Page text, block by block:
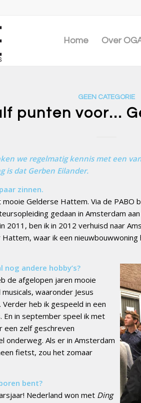
Home Over
GEEN CATEGORIE
punten voor…
we regelmatig kennis met een
is dat Gerben Eilander.
zinnen.
Gelderse Hattem. Via de PABO
gedaan in Amsterdam
2011, ben ik in 2012 verhuisd naar
waar ik een
andere hobby’s?
de afgelopen jaren mooie
waaronder Jesus
Verder heb ik gespeeld in een
En in september speel ik met
zelf geschreven
onderweg. Als er in Amsterdam
fietst, zou het zomaar
bent?
Nederland won met Ding